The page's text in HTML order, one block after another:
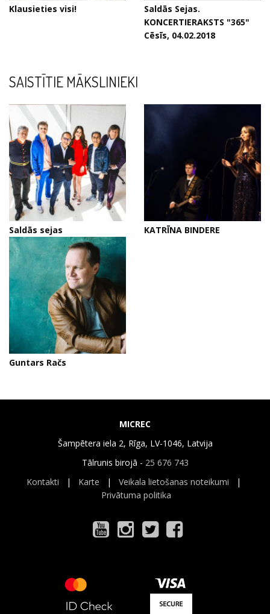
Klausieties visi!
Saldās Sejas.
KONCERTIERAKSTS "365"
Cēsīs, 04.02.2018
SAISTĪTIE MĀKSLINIEKI
Saldās sejas KATRĪNA BINDERE
Guntars Račs
MICREC
Šampētera iela 2, Rīga, LV-1046, Latvija
Tālrunis birojā - 25 676 743
Kontakti | Karte | Veikala lietošanas noteikumi |
Privātuma politika